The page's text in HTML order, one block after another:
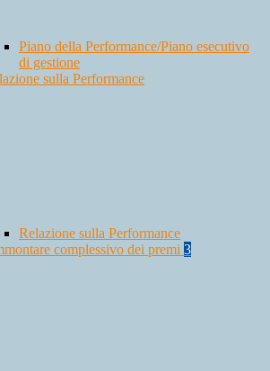
Piano della Performance/Piano esecutivo
di gestione
sulla Performance
Relazione sulla Performance
complessivo dei premi 3